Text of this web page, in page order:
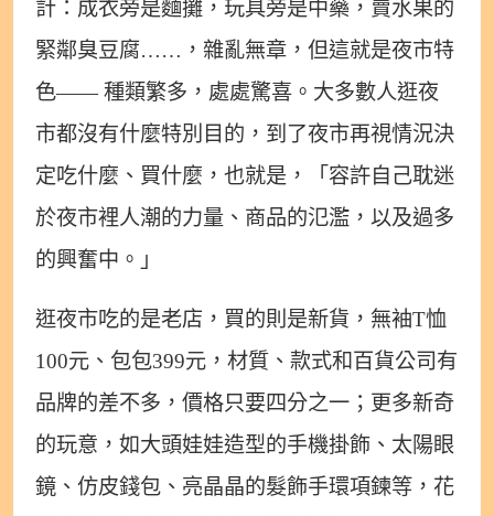
計：成衣旁是麵攤，玩具旁是中藥，賣水果的
緊鄰臭豆腐……，雜亂無章，但這就是夜市特
色—— 種類繁多，處處驚喜。大多數人逛夜
市都沒有什麼特別目的，到了夜市再視情況決
定吃什麼、買什麼，也就是，「容許自己耽迷
於夜市裡人潮的力量、商品的氾濫，以及過多
的興奮中。」
逛夜市吃的是老店，買的則是新貨，無袖T恤
100元、包包399元，材質、款式和百貨公司有
品牌的差不多，價格只要四分之一；更多新奇
的玩意，如大頭娃娃造型的手機掛飾、太陽眼
鏡、仿皮錢包、亮晶晶的髮飾手環項鍊等，花